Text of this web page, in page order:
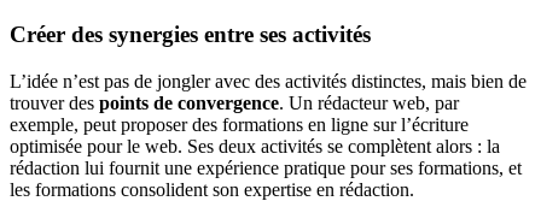
Créer des synergies entre ses activités
L’idée n’est pas de jongler avec des activités distinctes, mais bien de
trouver des points de convergence. Un rédacteur web, par
exemple, peut proposer des formations en ligne sur l’écriture
optimisée pour le web. Ses deux activités se complètent alors : la
rédaction lui fournit une expérience pratique pour ses formations, et
les formations consolident son expertise en rédaction.